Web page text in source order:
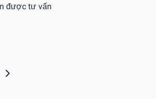
được tư vấn